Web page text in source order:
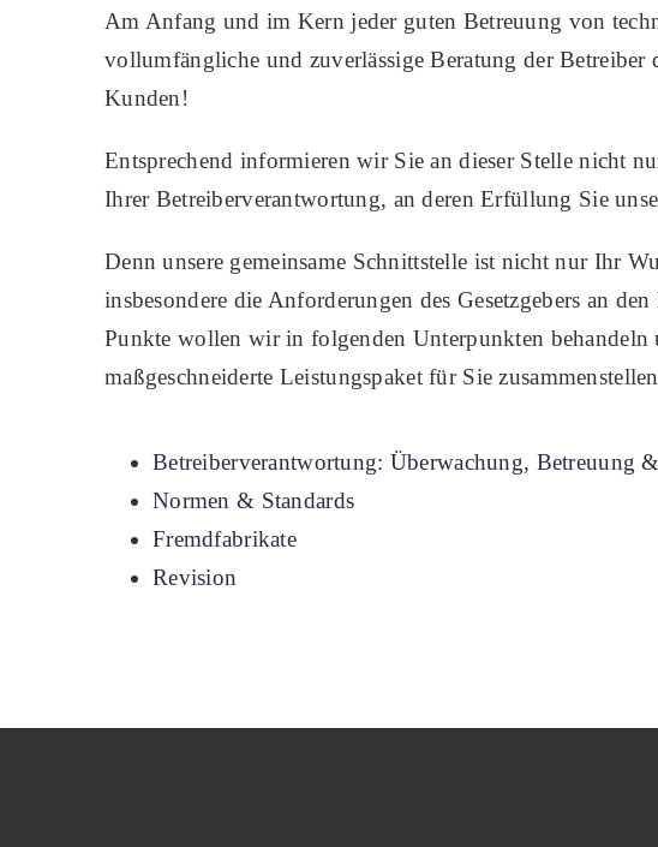
Am Anfang und im Kern jeder guten Betreuung von
vollumfängliche und zuverlässige Beratung der Betreiber
Kunden!
Entsprechend informieren wir Sie an dieser Stelle nicht
Ihrer Betreiberverantwortung, an deren Erfüllung Sie
Denn unsere gemeinsame Schnittstelle ist nicht nur Ihr
insbesondere die Anforderungen des Gesetzgebers an
Punkte wollen wir in folgenden Unterpunkten behandeln
maßgeschneiderte Leistungspaket für Sie
Betreiberverantwortung: Überwachung, Betreuung
Normen & Standards
Fremdfabrikate
Revision